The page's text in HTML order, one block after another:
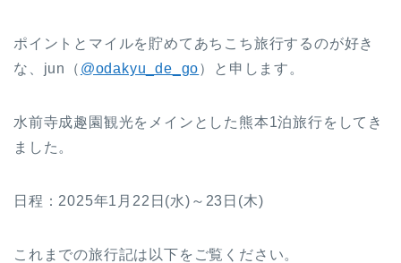
ポイントとマイルを貯めてあちこち旅行するのが好き
な、jun（ @odakyu_de_go）と申します。
水前寺成趣園観光をメインとした熊本1泊旅行をしてき
ました。
日程：2025年1月22日(水)～23日(木)
これまでの旅行記は以下をご覧ください。